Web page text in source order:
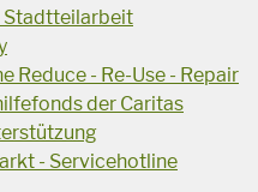
Stadtteilarbeit
Reduce - Re-Use - Repair
der Caritas
- Servicehotline